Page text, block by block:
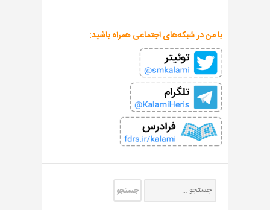
با من در شبکه‌های اجتماعی همراه باشید: